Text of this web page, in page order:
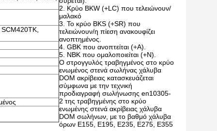
Κρύο BKW (+LC) που τελειώνουν/
μαλακό
Το κρύο BKS (+SR) που
τελειώνουν/η πίεση ανακουφίζει
ανοπτημένος.
GBK που ανοπτείται (+A).
NBK που ομαλοποιείται (+N).
Ο στρογγυλός τραβηγμένος στο κρύο
ενωμένος στενά σωλήνας χάλυβα
DOM ακρίβειας κατασκευάζεται
σύμφωνα με την τεχνική
προδιαγραφή σωλήνωσης en10305-
2 της τραβηγμένης στο κρύο
ενωμένης στενά ακρίβειας χάλυβα
DOM σωλήνων, με το βαθμό χάλυβα
όρων E155, E195, E235, E275, E355